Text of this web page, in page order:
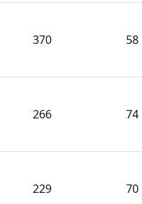
370 58
266 74
229 70